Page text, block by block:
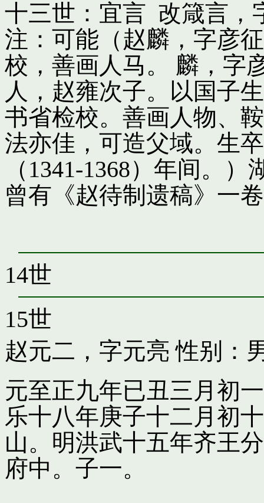
十三世：宜言 改箴言，
注：可能（赵麟，字彦
校，善画人马。 麟，字
人，赵雍次子。以国子
书省检校。善画人物、
法亦佳，可造父域。生
（1341-1368）年间。
曾有《赵待制遗稿》一
14世
15世
赵元二，字元亮 性别：
元至正九年已丑三月初
乐十八年庚子十二月初
山。明洪武十五年齐王
府中。子一。